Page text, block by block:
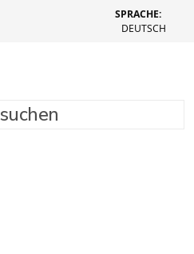
SPRACHE:
DEUTSCH